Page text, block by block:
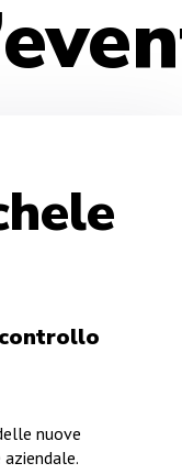
nuove